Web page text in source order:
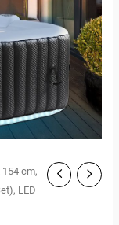
cm,
LED